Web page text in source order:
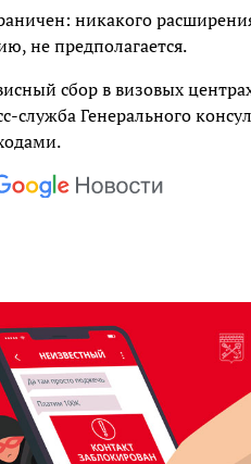
никакого
не предполагается.
сбор в визовых
Генерального